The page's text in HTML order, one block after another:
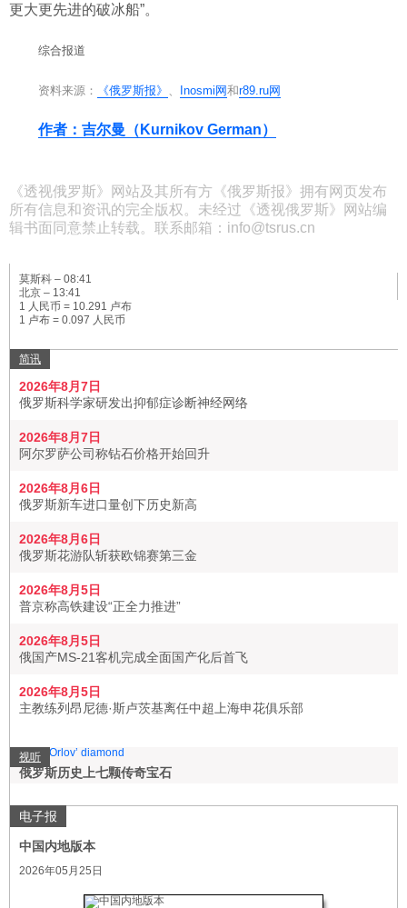
更大更先进的破冰船”。
综合报道
资料来源： 《俄罗斯报》 、 Inosmi网和r89.ru网
作者：吉尔曼（Kurnikov German）
《透视俄罗斯》网站及其所有方《俄罗斯报》拥有网页发布
所有信息和资讯的完全版权。未经过《透视俄罗斯》网站编
辑书面同意禁止转载。联系邮箱：info@tsrus.cn
莫斯科 – 08:41
北京 – 13:41
1 人民币 = 10.291 卢布
1 卢布 = 0.097 人民币
简讯
2026年8月7日
俄罗斯科学家研发出抑郁症诊断神经网络
2026年8月7日
阿尔罗萨公司称钻石价格开始回升
2026年8月6日
俄罗斯新车进口量创下历史新高
2026年8月6日
俄罗斯花游队斩获欧锦赛第三金
2026年8月5日
普京称高铁建设“正全力推进”
2026年8月5日
俄国产MS-21客机完成全面国产化后首飞
2026年8月5日
主教练列昂尼德·斯卢茨基离任中超上海申花俱乐部
视听
俄罗斯历史上七颗传奇宝石
电子报
中国内地版本
2026年05月25日